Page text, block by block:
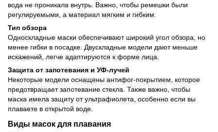
вода не проникала внутрь. Важно, чтобы ремешки были
регулируемыми, а материал мягким и гибким.
Тип обзора
Односкладные маски обеспечивают широкий угол обзора, но
менее гибки в посадке. Двускладные модели дают меньше
искажений, легче адаптируются к форме лица.
Защита от запотевания и УФ-лучей
Некоторые модели оснащены антифог-покрытием, которое
предотвращает запотевание стекла. Также важно, чтобы
маска имела защиту от ультрафиолета, особенно если вы
плаваете в открытой воде.
Виды масок для плавания